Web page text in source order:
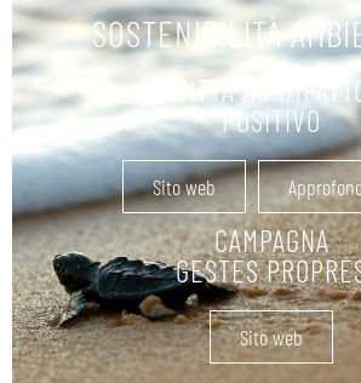
SOSTENIBILITÀ
CITTÀ AD
POSITIVO
Sito web
CAMPAGNA
GESTES
Sito web